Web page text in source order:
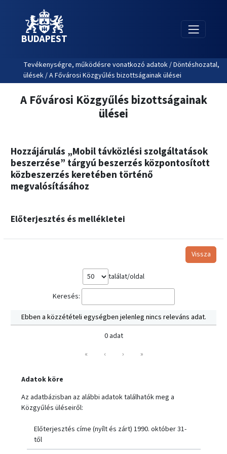
BUDAPEST
Tevékenységre, működésre vonatkozó adatok / Döntéshozatal,
ülések / A Fővárosi Közgyűlés bizottságainak ülései
A Fővárosi Közgyűlés bizottságainak
ülései
Hozzájárulás „Mobil távközlési szolgáltatások
beszerzése” tárgyú beszerzés központosított
közbeszerzés keretében történő
megvalósításához
Előterjesztés és mellékletei
Vissza
találat/oldal
Keresés:
Ebben a közzétételi egységben jelenleg nincs releváns adat.
0 adat
«
‹ › »
Adatok köre
Az adatbázisban az alábbi adatok találhatók meg a
Közgyűlés üléseiről:
Előterjesztés címe (nyílt és zárt) 1990. október 31-
től